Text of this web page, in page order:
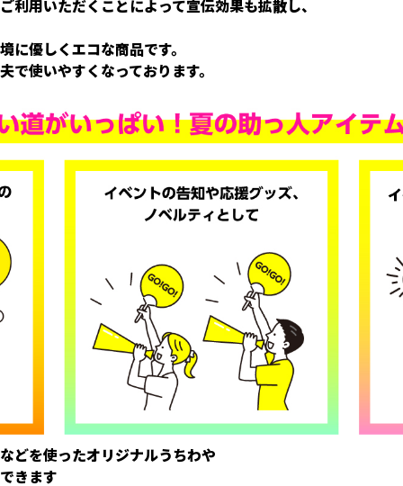
利用いただくことによって宣伝効果も拡散し、
に優しくエコな商品です。
使いやすくなっております。
どを使ったオリジナルうちわや
きます